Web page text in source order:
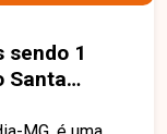
sendo 1
Santa